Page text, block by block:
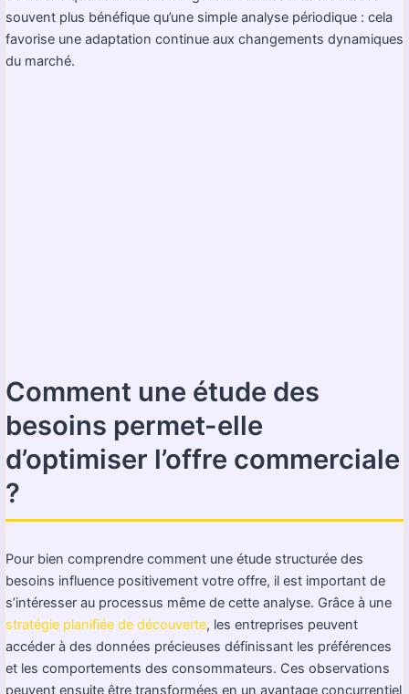
souvent plus bénéfique qu’une simple analyse périodique : cela
favorise une adaptation continue aux changements dynamiques
du marché.
Comment une étude des
besoins permet-elle
d’optimiser l’offre commerciale
?
Pour bien comprendre comment une étude structurée des
besoins influence positivement votre offre, il est important de
s’intéresser au processus même de cette analyse. Grâce à une
stratégie planifiée de découverte, les entreprises peuvent
accéder à des données précieuses définissant les préférences
et les comportements des consommateurs. Ces observations